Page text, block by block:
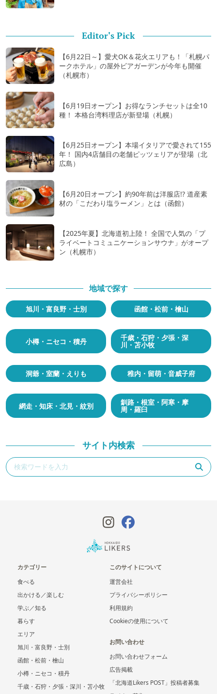
Editor's Pick
【6月22日～】愛犬OK＆花火エリアも！「札幌パ
ークホテル」の屋外ビアガーデンが今年も開催
（札幌市）
【6月19日オープン】お得なランチセットは全10
種！ 本格台湾料理店が新登場（札幌）
【6月25日オープン】本場イタリアで愛されて155
年！ 国内4店舗目の老舗ピッツェリアが登場（北
広島）
【6月20日オープン】約90年前は洋服店!? 道産素
材の「こだわり塩ラーメン」とは（函館）
【2025年夏】北海道初上陸！ 全国で人気の「プ
ライベートコミュニケーションサウナ」がオープ
ン（札幌市）
地域で探す
旭川・富良野・士別 函館・松前・檜山
小樽・ニセコ・積丹 千歳・石狩・夕張・深
川・苫小牧
洞爺・室蘭・えりも 稚内・留萌・音威子府
網走・知床・北見・紋別 釧路・根室・阿寒・摩
周・羅臼
サイト内検索
カテゴリー
食べる
出かける／楽しむ
学ぶ／知る
暮らす
エリア
旭川・富良野・士別
函館・松前・檜山
小樽・ニセコ・積丹
千歳・石狩・夕張・深川・苫小牧
このサイトについて
運営会社
プライバシーポリシー
利用規約
Cookieの使用について
お問い合わせ
お問い合わせフォーム
広告掲載
「北海道Likers POST」投稿者募集